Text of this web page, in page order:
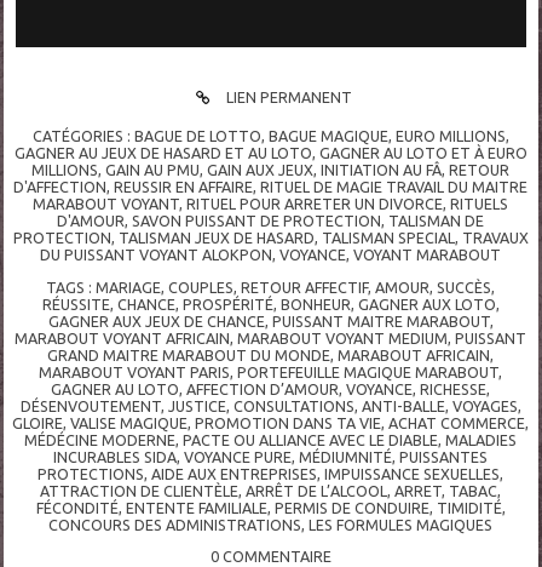
LIEN PERMANENT
CATÉGORIES : BAGUE DE LOTTO, BAGUE MAGIQUE, EURO MILLIONS,
GAGNER AU JEUX DE HASARD ET AU LOTO, GAGNER AU LOTO ET À EURO
MILLIONS,GAIN AU PMU,GAIN AUX JEUX,INITIATION AU FÂ,RETOUR
D'AFFECTION,REUSSIR EN AFFAIRE,RITUEL DE MAGIE TRAVAIL DU MAITRE
MARABOUT VOYANT,RITUEL POUR ARRETER UN DIVORCE,RITUELS
D'AMOUR,SAVON PUISSANT DE PROTECTION, TALISMAN DE
PROTECTION, TALISMAN JEUX DE HASARD, TALISMAN SPECIAL , TRAVAUX
DU PUISSANT VOYANT ALOKPON,VOYANCE,VOYANT MARABOUT
TAGS :MARIAGE,COUPLES,RETOUR AFFECTIF,AMOUR,SUCCÈS,
RÉUSSITE, CHANCE, PROSPÉRITÉ, BONHEUR, GAGNER AUX LOTO,
GAGNER AUX JEUX DE CHANCE, PUISSANT MAITRE MARABOUT,
MARABOUT VOYANT AFRICAIN,MARABOUT VOYANT MEDIUM,PUISSANT
GRAND MAITRE MARABOUT DU MONDE,MARABOUT AFRICAIN,
MARABOUT VOYANT PARIS,PORTEFEUILLE MAGIQUE MARABOUT,
GAGNER AU LOTO,AFFECTION D’AMOUR,VOYANCE,RICHESSE,
DÉSENVOUTEMENT, JUSTICE, CONSULTATIONS, ANTI-BALLE, VOYAGES,
GLOIRE,VALISE MAGIQUE,PROMOTION DANS TA VIE,ACHAT COMMERCE,
MÉDÉCINE MODERNE,PACTE OU ALLIANCE AVEC LE DIABLE,MALADIES
INCURABLES SIDA,VOYANCE PURE,MÉDIUMNITÉ,PUISSANTES
PROTECTIONS,AIDE AUX ENTREPRISES,IMPUISSANCE SEXUELLES,
ATTRACTION DE CLIENTÈLE,ARRÊT DE L’ALCOOL,ARRET, TABAC,
FÉCONDITÉ, ENTENTE FAMILIALE, PERMIS DE CONDUIRE, TIMIDITÉ,
CONCOURS DES ADMINISTRATIONS,LES FORMULES MAGIQUES
0 COMMENTAIRE